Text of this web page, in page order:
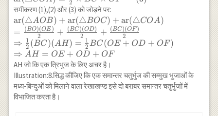
\Rightarrow
\operatorname{ar}
(\triangle
AOB)=\frac{(BC)
(OE)}{2}
\cdots(1)\\
\operatorname{ar}
(\triangle BOC)=
\frac{(BC)(OD)}
2
समीकरण (1),(2) और (3) को जोड़ने पर:
\operatorname{ar}
(\triangle
AOB)+\operatorname{ar}
(\triangle
BOC)+\operatorname{ar}
(\triangle COA) \\
=\frac{(BO)(OE)}
{2}+\frac{(BC)(OD)}
{2}+\frac{(BC)(OF)}{2}
ar(△AOB) + ar(△BOC) + ar(△COA)
=
2
(BO)(OE) + 2
(BC)(OD) + 2
(BC)(OF)
⇒ 2
1 (BC)(AH) = 2
1 BC(OE + OD + OF )
⇒ AH = OE + OD + OF
AH जो कि एक त्रिभुज के लिए अचर है।
Illustration:8.सिद्ध कीजिए कि एक समान्तर चतुर्भुज की सम्मुख भुजाओं के
मध्य-बिन्दुओं को मिलाने वाला रेखाखण्ड इसे दो बराबर समान्तर चतुर्भुजों में
विभाजित करता है।